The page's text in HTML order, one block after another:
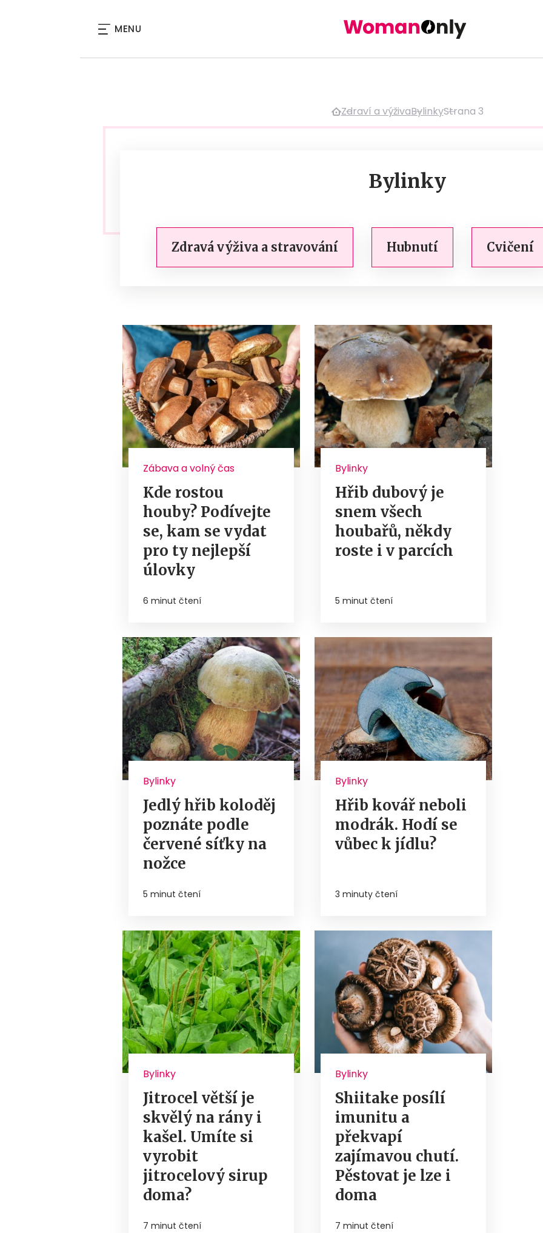
MENU
Zdraví a výživaBylinkyStrana 3
Bylinky
Zdravá výživa a stravování Hubnutí Cvičení
Zábava a volný čas
Kde rostou
houby? Podívejte
se, kam se vydat
pro ty nejlepší
úlovky
6 minut čtení
Bylinky
Hřib dubový je
snem všech
houbařů, někdy
roste i v parcích
5 minut čtení
Bylinky
Jedlý hřib koloděj
poznáte podle
červené síťky na
nožce
5 minut čtení
Bylinky
Hřib kovář neboli
modrák. Hodí se
vůbec k jídlu?
3 minuty čtení
Bylinky
Jitrocel větší je
skvělý na rány i
kašel. Umíte si
vyrobit
jitrocelový sirup
doma?
7 minut čtení
Bylinky
Shiitake posílí
imunitu a
překvapí
zajímavou chutí.
Pěstovat je lze i
doma
7 minut čtení